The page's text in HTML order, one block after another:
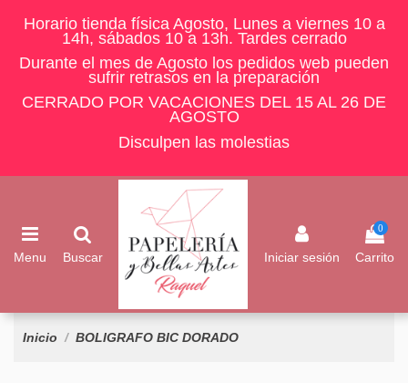
Horario tienda física Agosto, Lunes a viernes 10 a
14h, sábados 10 a 13h. Tardes cerrado
Durante el mes de Agosto los pedidos web pueden
sufrir retrasos en la preparación
CERRADO POR VACACIONES DEL 15 AL 26 DE
AGOSTO
Disculpen las molestias
Menu Buscar Iniciar sesión
0
Carrito
Inicio BOLIGRAFO BIC DORADO